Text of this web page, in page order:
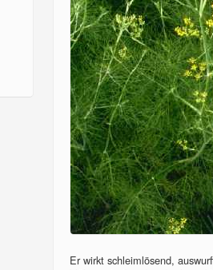
Er wirkt schleimlösend,